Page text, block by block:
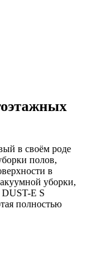
в своём роде
полов,
в
уборки,
E S
полностью